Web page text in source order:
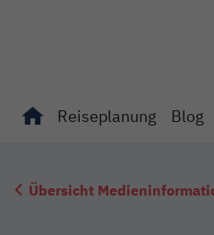
Reiseplanung Blog
Übersicht